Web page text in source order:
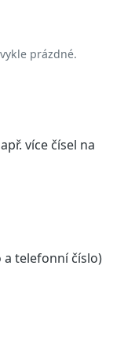
prázdné.
více čísel na
a telefonní číslo)